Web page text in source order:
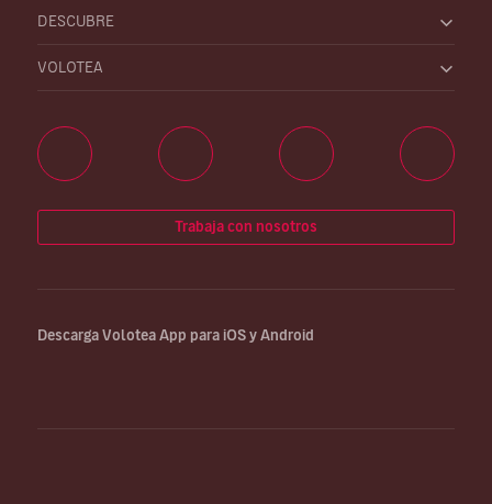
DESCUBRE
VOLOTEA
Trabaja con nosotros
Descarga Volotea App para iOS y Android